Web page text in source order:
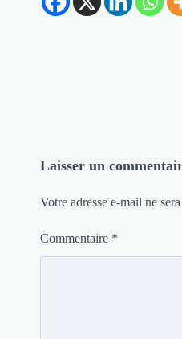
Laisser un
Votre adresse e-mail ne
Commentaire *